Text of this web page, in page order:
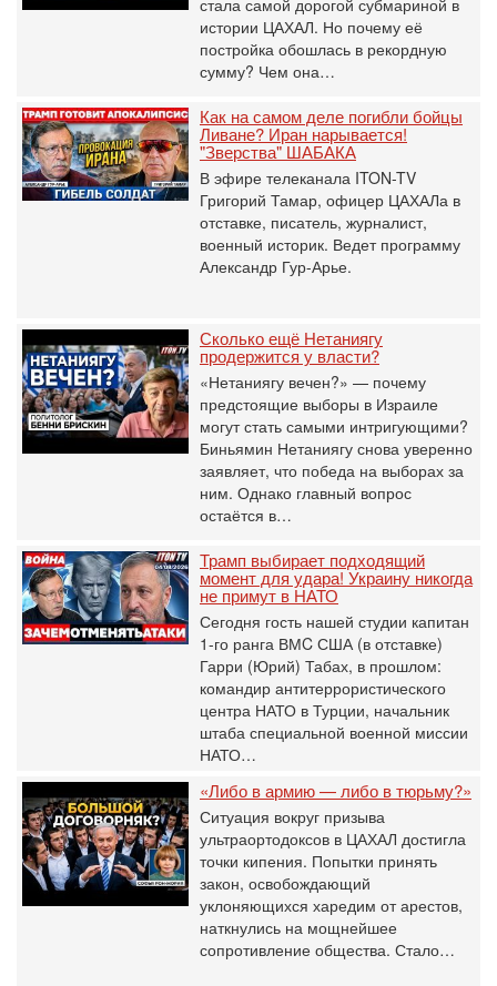
истории ЦАХАЛ. Но почему её
постройка обошлась в рекордную
сумму? Чем она…
Как на самом деле погибли бойцы
Ливане? Иран нарывается!
"Зверства" ШАБАКА
В эфире телеканала ITON-TV
Григорий Тамар, офицер ЦАХАЛа в
отставке, писатель, журналист,
военный историк. Ведет программу
Александр Гур-Арье.
Сколько ещё Нетаниягу
продержится у власти?
«Нетаниягу вечен?» — почему
предстоящие выборы в Израиле
могут стать самыми интригующими?
Биньямин Нетаниягу снова уверенно
заявляет, что победа на выборах за
ним. Однако главный вопрос
остаётся в…
Трамп выбирает подходящий
момент для удара! Украину никогда
не примут в НАТО
Сегодня гость нашей студии капитан
1-го ранга ВМC США (в отставке)
Гарри (Юрий) Табах, в прошлом:
командир антитеррористического
центра НАТО в Турции, начальник
штаба специальной военной миссии
НАТО…
«Либо в армию — либо в тюрьму?»
Ситуация вокруг призыва
ультраортодоксов в ЦАХАЛ достигла
точки кипения. Попытки принять
закон, освобождающий
уклоняющихся харедим от арестов,
наткнулись на мощнейшее
сопротивление общества. Стало…